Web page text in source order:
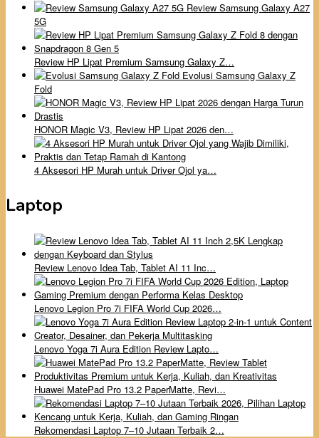
Review Samsung Galaxy A27
5G
Review HP Lipat Premium Samsung Galaxy Z…
Evolusi Samsung Galaxy Z
Fold
HONOR Magic V3, Review HP Lipat 2026 den…
4 Aksesori HP Murah untuk Driver Ojol ya…
Laptop
Review Lenovo Idea Tab, Tablet AI 11 Inc…
Lenovo Legion Pro 7i FIFA World Cup 2026…
Lenovo Yoga 7i Aura Edition Review Lapto…
Huawei MatePad Pro 13.2 PaperMatte, Revi…
Rekomendasi Laptop 7–10 Jutaan Terbaik 2…